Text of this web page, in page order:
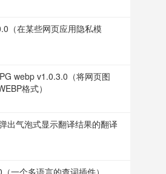
（在某些网页应用隐私模
webp v1.0.3.0（将网页图
格式）
出气泡式显示翻译结果的翻译
一个多语言的查词插件）